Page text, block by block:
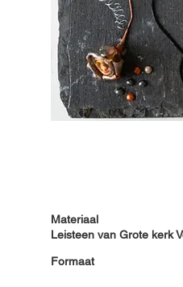
Materiaal
Leisteen van Grote kerk
Formaat